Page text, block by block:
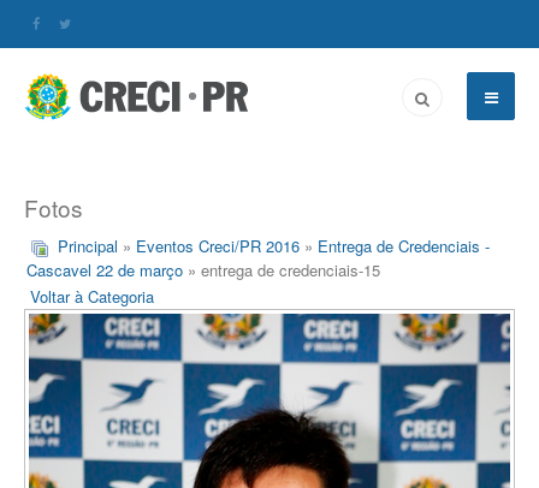
Fotos
Principal » Eventos Creci/PR 2016 » Entrega de Credenciais -
Cascavel 22 de março » entrega de credenciais-15
Voltar à Categoria